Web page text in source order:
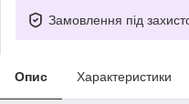
Замовлення під
Опис Характеристики